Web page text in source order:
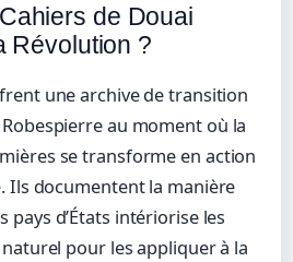
de Douai
Révolution ?
une archive de transition
au moment où la
se transforme en action
Ils documentent la manière
pays d’États intériorise les
pour les appliquer à la